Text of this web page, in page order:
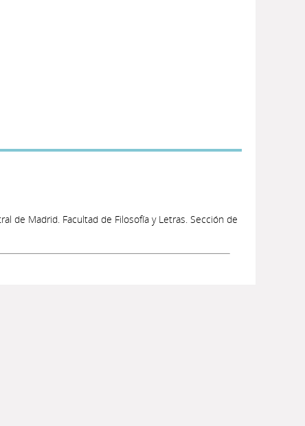
de Madrid. Facultad de Filosofía y Letras. Sección de